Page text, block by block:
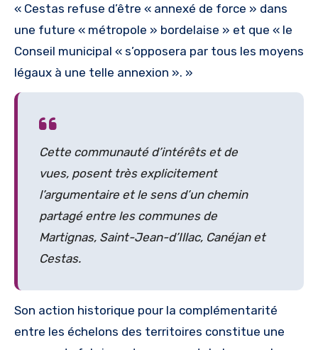
« Cestas refuse d’être « annexé de force » dans
une future « métropole » bordelaise » et que « le
Conseil municipal « s’opposera par tous les moyens
légaux à une telle annexion ». »
Cette communauté d’intérêts et de
vues, posent très explicitement
l’argumentaire et le sens d’un chemin
partagé entre les communes de
Martignas, Saint-Jean-d’Illac, Canéjan et
Cestas.
Son action historique pour la complémentarité
entre les échelons des territoires constitue une